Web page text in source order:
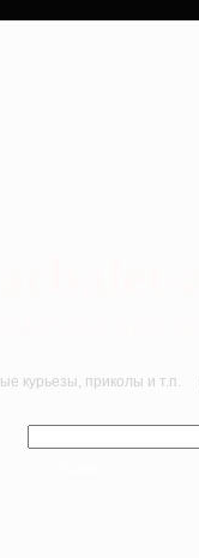
курьезы, приколы и т.п.